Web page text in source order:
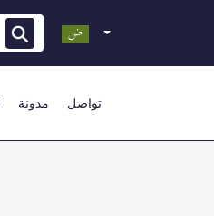
مدونة تواصل